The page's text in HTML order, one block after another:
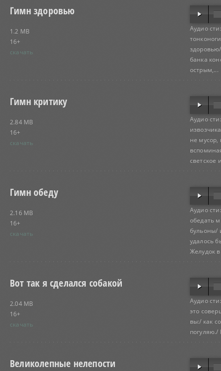
Гимн здоровью
1.2 MB
16+
скачать
Аудио
банка
острым,...
Гимн критику
2.84 MB
16+
скачать
Аудио
не мусор,
светское
Гимн обеду
2.16 MB
16+
скачать
Аудио
обедать
бульоны/
удалось
Желудок
Вот так я сделался собакой
2.04 MB
16+
скачать
Аудио
это
вы:/ как
погуляю./
Великолепные нелепости